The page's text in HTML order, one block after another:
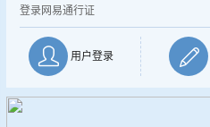
登录网易通行证
用户登录